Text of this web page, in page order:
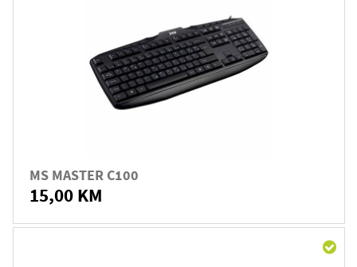
MS MASTER C100
15,00 KM